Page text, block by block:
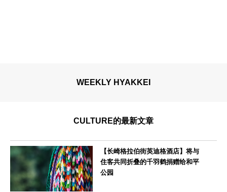
WEEKLY HYAKKEI
CULTURE的最新文章
【长崎格拉伯街英迪格酒店】将与
住客共同折叠的千羽鹤捐赠给和平
公园